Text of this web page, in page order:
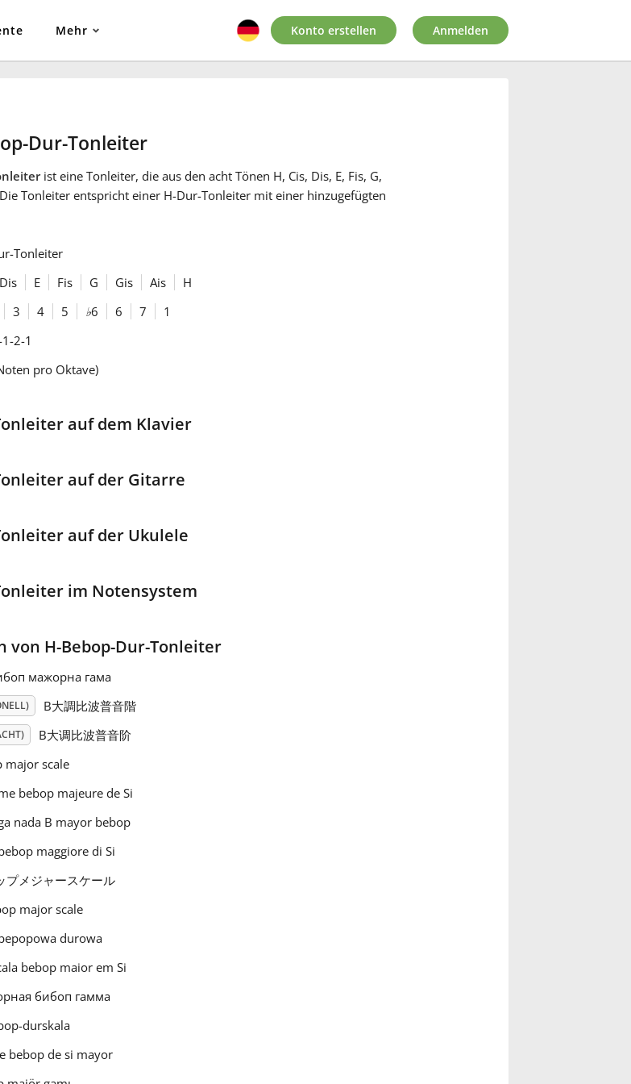
Mehr Konto erstellen Anmelden
Dur-Tonleiter
ist eine Tonleiter, die aus den acht Tönen H, Cis, Dis, E, Fis, G,
Tonleiter entspricht einer H-Dur-Tonleiter mit einer hinzugefügten
Tonleiter
Dis E Fis G Gis Ais H
3 4 5 ♭6 6 7 1
2-1
pro Oktave)
auf dem Klavier
auf der Gitarre
auf der Ukulele
im Notensystem
von H-Bebop-Dur-Tonleiter
мажорна гама
B大調比波普音階
B大调比波普音阶
major scale
bebop majeure de Si
nada B mayor bebop
maggiore di Si
プメジャースケール
major scale
durowa
bebop maior em Si
бибоп гамма
durskala
bebop de si mayor